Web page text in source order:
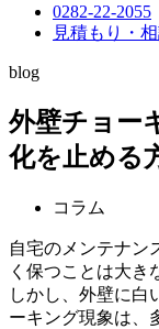
0282-22-2055
見積もり・
blog
外壁チョー
化を止める
コラム
自宅のメンテナン
く保つことは大き
しかし、外壁に白
ーキング現象は、